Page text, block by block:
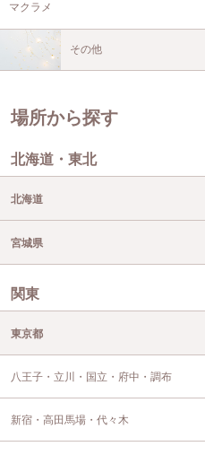
マクラメ
その他
場所から探す
北海道・東北
北海道
宮城県
関東
東京都
八王子・立川・国立・府中・調布
新宿・高田馬場・代々木